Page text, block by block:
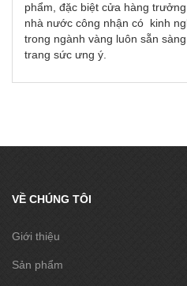
phẩm, đặc biệt cửa hàng
nhà nước công nhận có kinh
trong ngành vàng luôn sẵn
trang sức ưng ý.
VỀ CHÚNG TÔI
Giới thiệu
Sản phẩm